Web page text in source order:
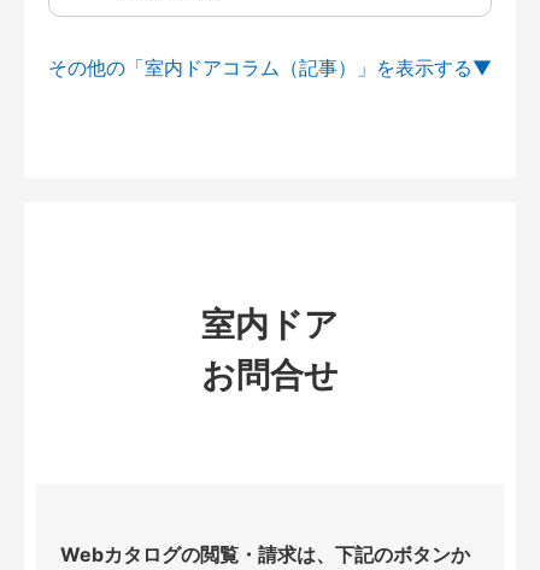
その他の「室内ドアコラム（記事）」を
室内ドア
お問合せ
Webカタログの閲覧・請求は、下記のボタンか